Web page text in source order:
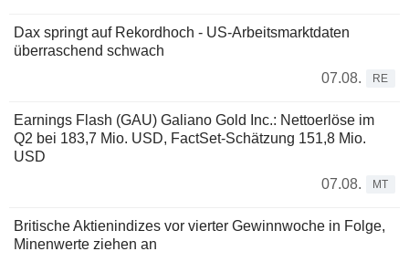
Dax springt auf Rekordhoch - US-Arbeitsmarktdaten
überraschend schwach
07.08.
RE
Earnings Flash (GAU) Galiano Gold Inc.: Nettoerlöse im
Q2 bei 183,7 Mio. USD, FactSet-Schätzung 151,8 Mio.
USD
07.08.
MT
Britische Aktienindizes vor vierter Gewinnwoche in Folge,
Minenwerte ziehen an